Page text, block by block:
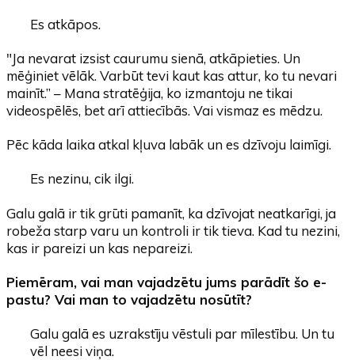
Es atkāpos.
"Ja nevarat izsist caurumu sienā, atkāpieties. Un
mēģiniet vēlāk. Varbūt tevi kaut kas attur, ko tu nevari
mainīt.” – Mana stratēģija, ko izmantoju ne tikai
videospēlēs, bet arī attiecībās. Vai vismaz es mēdzu.
Pēc kāda laika atkal kļuva labāk un es dzīvoju laimīgi.
Es nezinu, cik ilgi.
Galu galā ir tik grūti pamanīt, ka dzīvojat neatkarīgi, ja
robeža starp varu un kontroli ir tik tieva. Kad tu nezini,
kas ir pareizi un kas nepareizi.
Piemēram, vai man vajadzētu jums parādīt šo e-
pastu? Vai man to vajadzētu nosūtīt?
Galu galā es uzrakstīju vēstuli par mīlestību. Un tu
vēl neesi viņa.